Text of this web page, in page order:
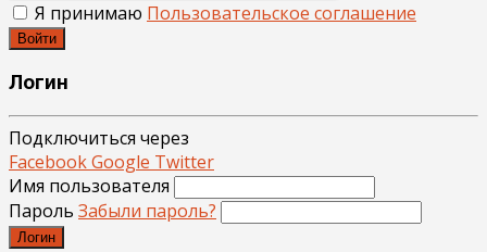
Я принимаю Пользовательское соглашение
Войти
Логин
Подключиться через
FacebookGoogle Twitter
Имя пользователя
Пароль Забыли пароль?
Логин